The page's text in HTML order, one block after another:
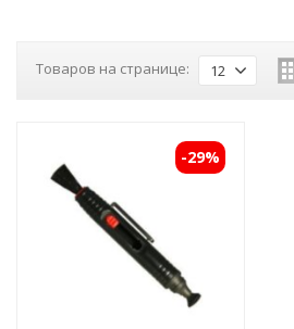
Товаров на странице: 12
-29%